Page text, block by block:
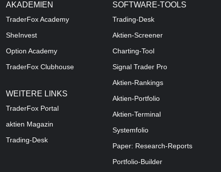
AKADEMIEN
TraderFox Academy
SheInvest
Option Academy
TraderFox Clubhouse
WEITERE LINKS
TraderFox Portal
aktien Magazin
Trading-Desk
SOFTWARE-TOOLS
Trading-Desk
Aktien-Screener
Charting-Tool
Signal Trader Pro
Aktien-Rankings
Aktien-Portfolio
Aktien-Terminal
Systemfolio
Paper: Research-Reports
Portfolio-Builder